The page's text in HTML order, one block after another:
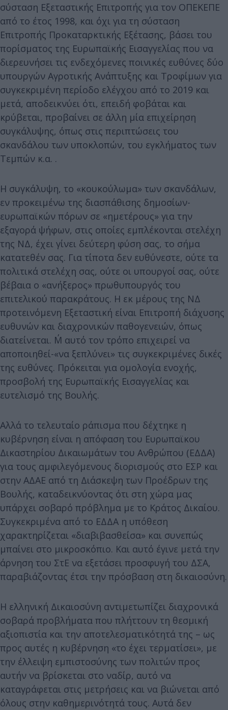
σύσταση Εξεταστικής Επιτροπής για τον ΟΠΕΚΕΠΕ
από το έτος 1998, και όχι για τη σύσταση
Επιτροπής Προκαταρκτικής Εξέτασης, βάσει του
πορίσματος της Ευρωπαϊκής Εισαγγελίας που να
διερευνήσει τις ενδεχόμενες ποινικές ευθύνες δύο
υπουργών Αγροτικής Ανάπτυξης και Τροφίμων για
συγκεκριμένη περίοδο ελέγχου από το 2019 και
μετά, αποδεικνύει ότι, επειδή φοβάται και
κρύβεται, προβαίνει σε άλλη μία επιχείρηση
συγκάλυψης, όπως στις περιπτώσεις του
σκανδάλου των υποκλοπών, του εγκλήματος των
Τεμπών κ.α. .
Η συγκάλυψη, το «κουκούλωμα» των σκανδάλων,
εν προκειμένω της διασπάθισης δημοσίων-
ευρωπαϊκών πόρων σε «ημετέρους» για την
εξαγορά ψήφων, στις οποίες εμπλέκονται στελέχη
της ΝΔ, έχει γίνει δεύτερη φύση σας, το σήμα
κατατεθέν σας. Για τίποτα δεν ευθύνεστε, ούτε τα
πολιτικά στελέχη σας, ούτε οι υπουργοί σας, ούτε
βέβαια ο «ανήξερος» πρωθυπουργός του
επιτελικού παρακράτους. Η εκ μέρους της ΝΔ
προτεινόμενη Εξεταστική είναι Επιτροπή διάχυσης
ευθυνών και διαχρονικών παθογενειών, όπως
διατείνεται. Μ΄ αυτό τον τρόπο επιχειρεί να
αποποιηθεί-«να ξεπλύνει» τις συγκεκριμένες δικές
της ευθύνες. Πρόκειται για ομολογία ενοχής,
προσβολή της Ευρωπαϊκής Εισαγγελίας και
ευτελισμό της Βουλής.
Αλλά το τελευταίο ράπισμα που δέχτηκε η
κυβέρνηση είναι η απόφαση του Ευρωπαϊκου
Δικαστηρίου Δικαιωμάτων του Ανθρώπου (ΕΔΔΑ)
για τους αμφιλεγόμενους διορισμούς στο ΕΣΡ και
στην ΑΔΑΕ από τη Διάσκεψη των Προέδρων της
Βουλής, καταδεικνύοντας ότι στη χώρα μας
υπάρχει σοβαρό πρόβλημα με το Κράτος Δικαίου.
Συγκεκριμένα από το ΕΔΔΑ η υπόθεση
χαρακτηρίζεται «διαβιβασθείσα» και συνεπώς
μπαίνει στο μικροσκόπιο. Και αυτό έγινε μετά την
άρνηση του ΣτΕ να εξετάσει προσφυγή του ΔΣΑ,
παραβιάζοντας έτσι την πρόσβαση στη δικαιοσύνη.
Η ελληνική Δικαιοσύνη αντιμετωπίζει διαχρονικά
σοβαρά προβλήματα που πλήττουν τη θεσμική
αξιοπιστία και την αποτελεσματικότητά της – ως
προς αυτές η κυβέρνηση «το έχει τερματίσει», με
την έλλειψη εμπιστοσύνης των πολιτών προς
αυτήν να βρίσκεται στο ναδίρ, αυτό να
καταγράφεται στις μετρήσεις και να βιώνεται από
όλους στην καθημερινότητά τους. Αυτά δεν